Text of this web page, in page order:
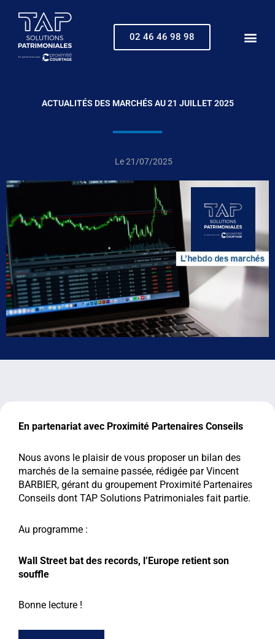
contenu
02 46 46 98 98
ACTUALITÉS DES MARCHÉS AU 21 JUILLET 2025
Le21/07/2025
En partenariat avec Proximité Partenaires Conseils
Nous avons le plaisir de vous proposer un bilan des
marchés de la semaine passée, rédigée par Vincent
BARBIER, gérant du groupement Proximité Partenaires
Conseils dont TAP Solutions Patrimoniales fait partie.
Au programme :
Wall Street bat des records, l’Europe retient son
souffle
Bonne lecture !